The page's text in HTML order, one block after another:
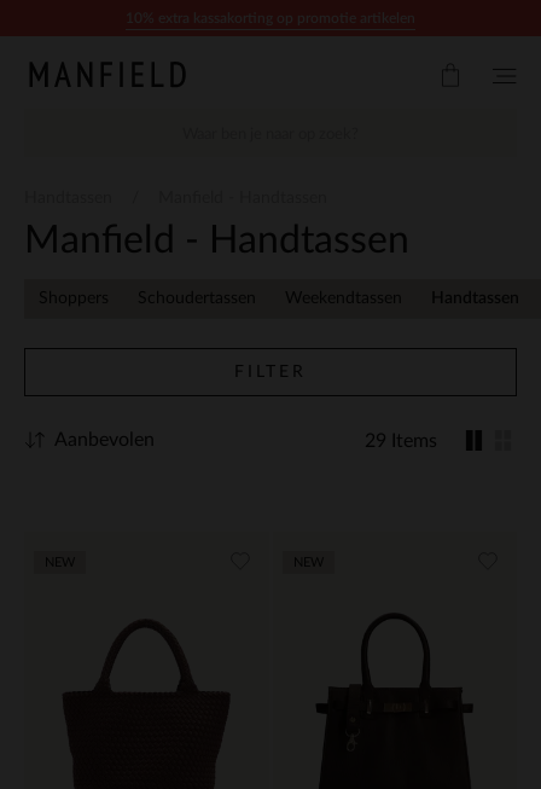
Manfield - Handtassen
Shoppers Schoudertassen Weekendtassen Handtassen
FILTER
29 Items
Aanbevolen